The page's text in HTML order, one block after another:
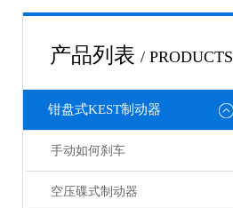
产品列表 / PRODUCTS
钳盘式KEST制动器
手动如何刹车
空压碟式制动器